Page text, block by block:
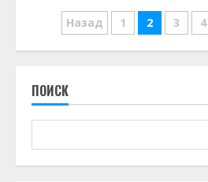
Пагинация
записей
Назад 1 2 3 4
ПОИСК